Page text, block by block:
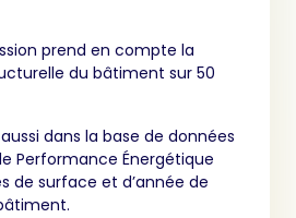
prend en compte la
du bâtiment sur 50
dans la base de données
Performance Énergétique
de surface et d’année de